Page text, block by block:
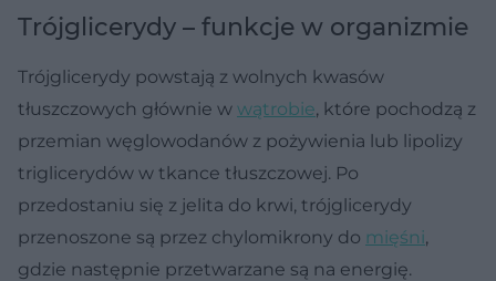
Trójglicerydy – funkcje w organizmie
Trójglicerydy powstają z wolnych kwasów
tłuszczowych głównie w wątrobie, które pochodzą z
przemian węglowodanów z pożywienia lub lipolizy
triglicerydów w tkance tłuszczowej. Po
przedostaniu się z jelita do krwi, trójglicerydy
przenoszone są przez chylomikrony do mięśni,
gdzie następnie przetwarzane są na energię.